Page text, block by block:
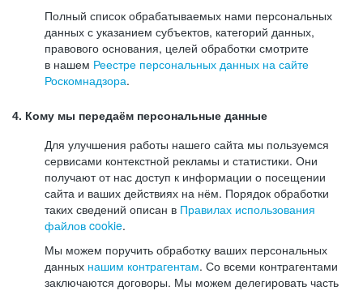
Полный список обрабатываемых нами персональных
данных с указанием субъектов, категорий данных,
правового основания, целей обработки смотрите
в нашем Реестре персональных данных на сайте
Роскомнадзора.
4. Кому мы передаём персональные данные
Для улучшения работы нашего сайта мы пользуемся
сервисами контекстной рекламы и статистики. Они
получают от нас доступ к информации о посещении
сайта и ваших действиях на нём. Порядок обработки
таких сведений описан в Правилах использования
файлов cookie.
Мы можем поручить обработку ваших персональных
данных нашим контрагентам. Со всеми контрагентами
заключаются договоры. Мы можем делегировать часть